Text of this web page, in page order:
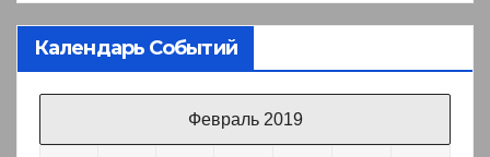
Календарь Событий
Февраль 2019